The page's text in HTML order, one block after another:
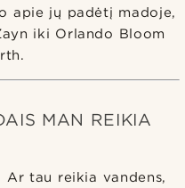
apie jų padėtį madoje,
iki Orlando Bloom
MAN REIKIA
Ar tau reikia vandens,